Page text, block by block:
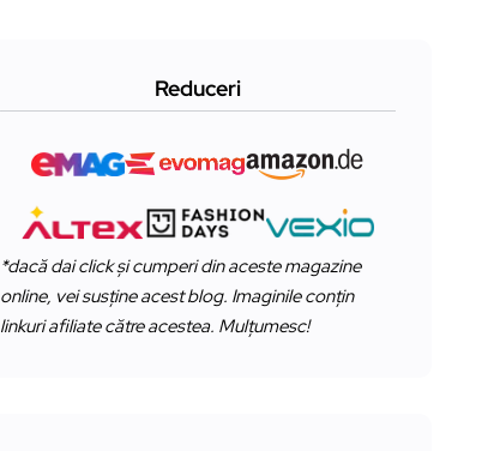
Reduceri
*dacă dai click și cumperi din aceste magazine
online, vei susține acest blog. Imaginile conțin
linkuri afiliate către acestea. Mulțumesc!